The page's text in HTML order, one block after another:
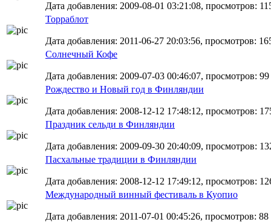
Дата добавления: 2009-08-01 03:21:08, просмотров:
Торраблот
Дата добавления: 2011-06-27 20:03:56, просмотров:
Солнечный Кофе
Дата добавления: 2009-07-03 00:46:07, просмотров: 99
Рождество и Новый год в Финляндии
Дата добавления: 2008-12-12 17:48:12, просмотров:
Праздник сельди в Финляндии
Дата добавления: 2009-09-30 20:40:09, просмотров:
Пасхальные традиции в Финляндии
Дата добавления: 2008-12-12 17:49:12, просмотров:
Международный винный фестиваль в Куопио
Дата добавления: 2011-07-01 00:45:26, просмотров: 88